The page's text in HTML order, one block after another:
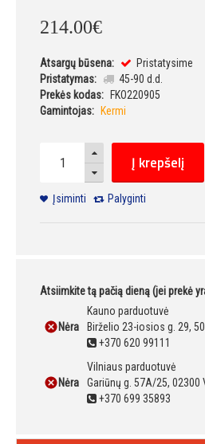
214.00€
Atsargų būsena:
Pristatysime
Pristatymas:
45-90 d.d.
Prekės kodas:
FKO220905
Gamintojas:
Kermi
Į krepšelį
Įsiminti Palyginti
Atsiimkite tą pačią dieną (jei prekė
Nėra
Kauno parduotuvė
Birželio 23-iosios g. 29,
+370 620 99111
Nėra
Vilniaus parduotuvė
Gariūnų g. 57A/25, 02300
+370 699 35893